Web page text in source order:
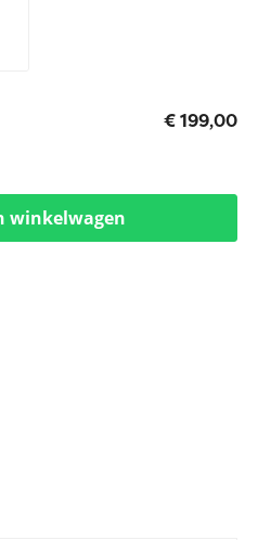
€ 199,00
winkelwagen